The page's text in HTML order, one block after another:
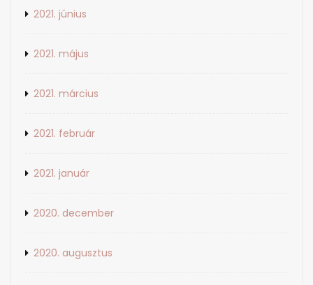
2021. június
2021. május
2021. március
2021. február
2021. január
2020. december
2020. augusztus